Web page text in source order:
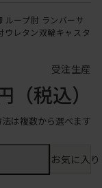
ループ肘 ランバーサ
レタン双輪キャスタ
受注生産
（税込）
は複数から選べます
お気に入